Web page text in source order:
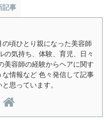
記事
の頃ひとり親になった美容師
の気持ち、体験、育児、日々
美容師の経験からヘアに関す
な情報など 色々発信して記事
思っています。